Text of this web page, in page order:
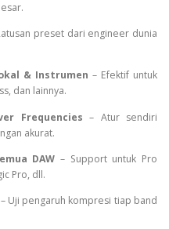
preset dari engineer dunia
& Instrumen – Efektif untuk
dan lainnya.
Frequencies – Atur sendiri
akurat.
DAW – Support untuk Pro
Pro, dll.
– Uji pengaruh kompresi tiap band